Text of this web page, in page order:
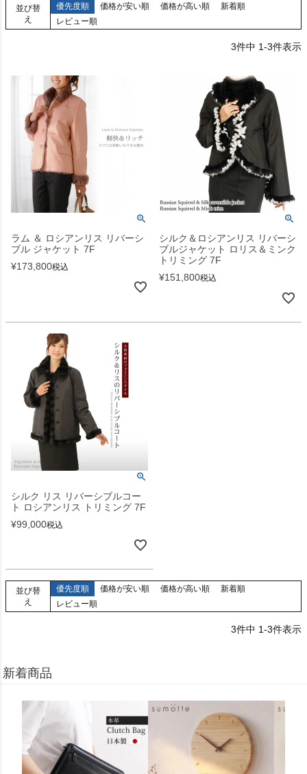
並び替
え
優先度順 価格が安い順 価格が高い順
新着順
レビュー順
3件中 1-3件表示
ラム ＆ ロシアンリス リバーシ
ブル ジャケット 7F
¥173,800税込
シルク＆ロシアンリス リバーシ
ブルジャケット ロリス＆ミンク
トリミング 7F
¥151,800税込
シルク リス リバーシブルコー
ト ロシアンリス トリミング 7F
¥99,000税込
並び替
え
優先度順 価格が安い順 価格が高い順
新着順
レビュー順
3件中 1-3件表示
新着商品